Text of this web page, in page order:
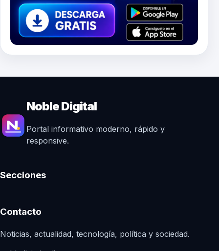
Noble Digital
Portal informativo moderno, rápido y
responsive.
Secciones
Contacto
Noticias, actualidad, tecnología, política y sociedad.